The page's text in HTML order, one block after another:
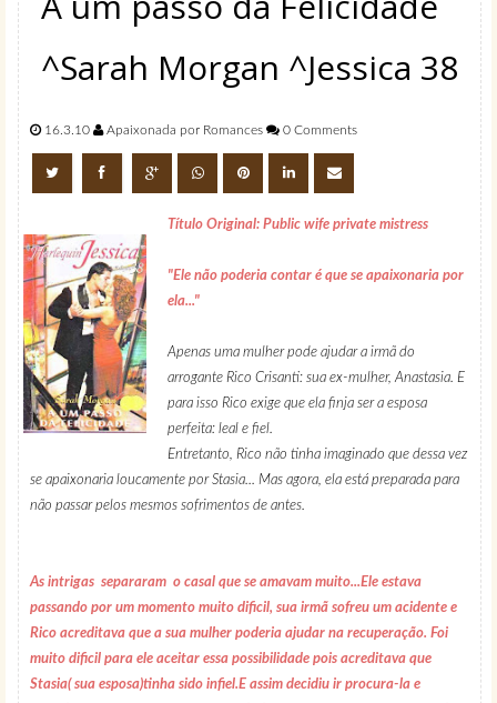
^Sarah Morgan ^Jessica 38
16.3.10 Apaixonada por Romances 0 Comments
Título Original: Public wife private mistress
"Ele não poderia contar é que se apaixonaria por
ela..."
Apenas uma mulher pode ajudar a irmã do
arrogante Rico Crisanti: sua ex-mulher, Anastasia. E
para isso Rico exige que ela finja ser a esposa
perfeita: leal e fiel.
Entretanto, Rico não tinha imaginado que dessa vez
se apaixonaria loucamente por Stasia... Mas agora, ela está preparada para
não passar pelos mesmos sofrimentos de antes.
As intrigas separaram o casal que se amavam muito...Ele estava
passando por um momento muito dificil, sua irmã sofreu um acidente e
Rico acreditava que a sua mulher poderia ajudar na recuperação. Foi
muito dificil para ele aceitar essa possibilidade pois acreditava que
Stasia( sua esposa)tinha sido infiel.E assim decidiu ir procura-la e